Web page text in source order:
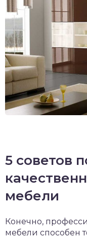
5 советов
мебели
Конечно,
мебели способен